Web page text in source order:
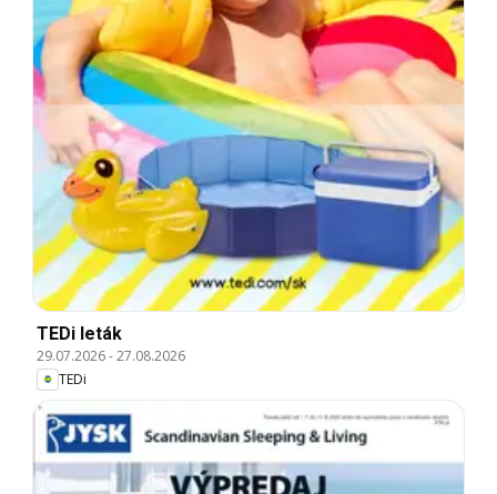
TEDi leták
29.07.2026-27.08.2026
TEDi